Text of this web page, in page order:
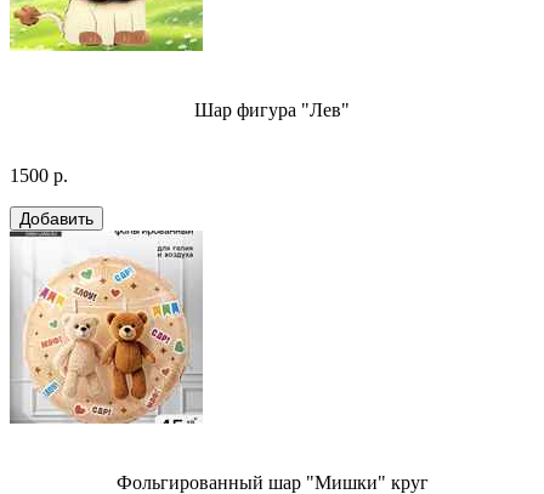
Шар фигура "Лев"
1500 р.
Фольгированный шар "Мишки" круг